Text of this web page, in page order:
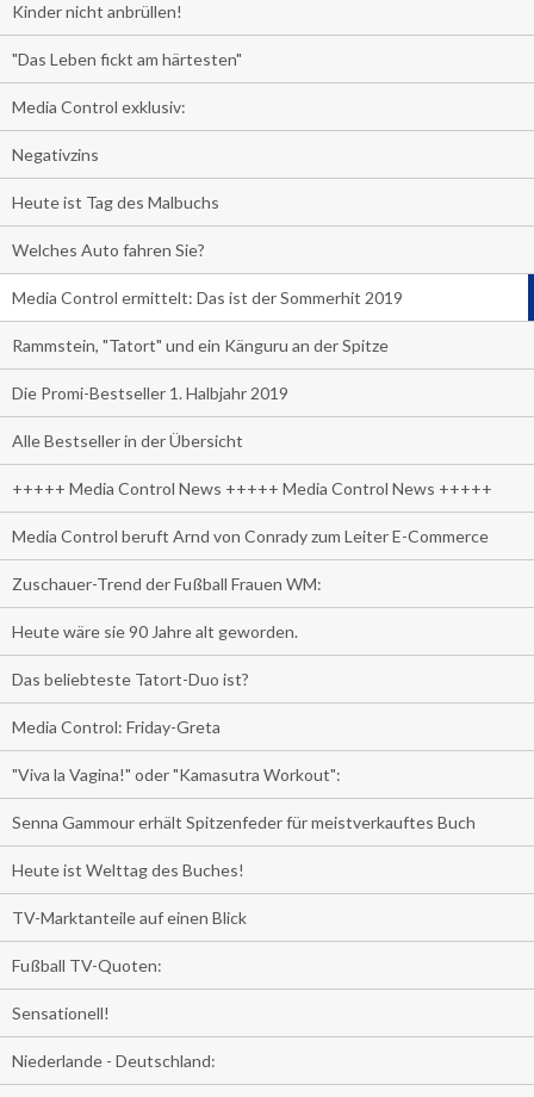
Kinder nicht anbrüllen!
"Das Leben fickt am härtesten"
Media Control exklusiv:
Negativzins
Heute ist Tag des Malbuchs
Welches Auto fahren Sie?
Media Control ermittelt: Das ist der Sommerhit 2019
Rammstein, "Tatort" und ein Känguru an der Spitze
Die Promi-Bestseller 1. Halbjahr 2019
Alle Bestseller in der Übersicht
+++++ Media Control News +++++ Media Control News +++++
Media Control beruft Arnd von Conrady zum Leiter E-Commerce
Zuschauer-Trend der Fußball Frauen WM:
Heute wäre sie 90 Jahre alt geworden.
Das beliebteste Tatort-Duo ist?
Media Control: Friday-Greta
"Viva la Vagina!" oder "Kamasutra Workout":
Senna Gammour erhält Spitzenfeder für meistverkauftes Buch
Heute ist Welttag des Buches!
TV-Marktanteile auf einen Blick
Fußball TV-Quoten:
Sensationell!
Niederlande - Deutschland: